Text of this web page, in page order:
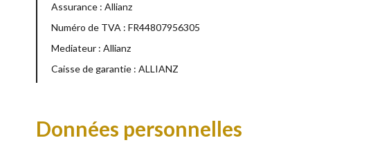
Assurance : Allianz
Numéro de TVA : FR44807956305
Mediateur : Allianz
Caisse de garantie : ALLIANZ
Données personnelles